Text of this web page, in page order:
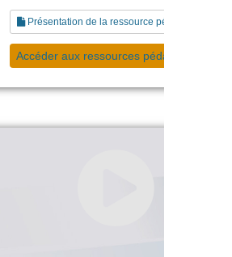
Présentation de la ressource pédagogique
Accéder aux ressources pédagogiques